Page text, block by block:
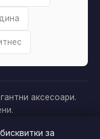
аксесоари.
е независим и
за